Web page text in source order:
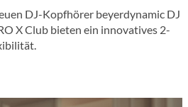
DJ-Kopfhörer beyerdynamic DJ
X Club bieten ein innovatives 2-